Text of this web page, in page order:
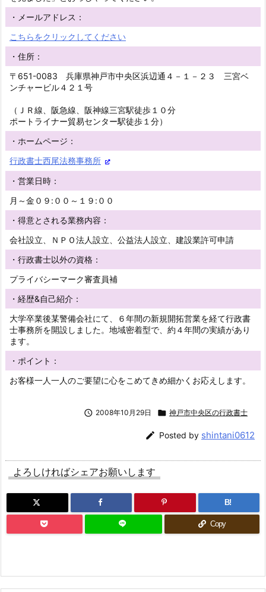
・メールアドレス：
こちらをクリックしてください
・住所：
〒651-0083 兵庫県神戸市中央区浜辺通４－１－２３ 三宮ベ
ンチャービル４２１号
（ＪＲ線、阪急線、阪神線三宮駅徒歩１０分
ポートライナー貿易センター駅徒歩１分）
・ホームページ：
行政書士西尾法務事務所
・営業日時：
月～金０９:００～１９:００
・得意とされる業務内容：
会社設立、ＮＰＯ法人設立、公益法人設立、建設業許可申請
・行政書士以外の資格：
プライバシーマーク審査員補
・経歴&自己紹介：
大学卒業後某警備会社にて、６年間の新規開拓営業を経て行政書
士事務所を開設しました。地域密着型で、約４年間の実績があり
ます。
・ポイント：
お客様一人一人のご要望に心をこめてきめ細かくお応えします。
 2008年10月29日  神戸市中央区の行政書士
 Posted by shintani0612
よろしければシェアお願いします
B!
Copy